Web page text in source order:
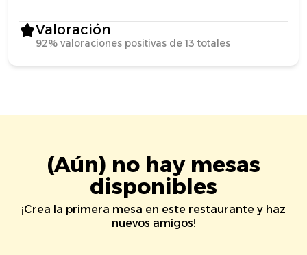
Valoración
92% valoraciones positivas de 13 totales
(Aún) no hay mesas
disponibles
¡Crea la primera mesa en este restaurante y haz
nuevos amigos!